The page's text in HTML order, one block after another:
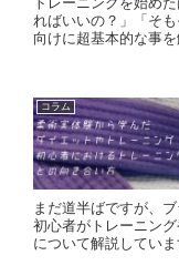
ればいいの？」「そ
向けに超基本的な事を
コラム
まだ道半ばですが、
初心者がトレーニン
について解説していま